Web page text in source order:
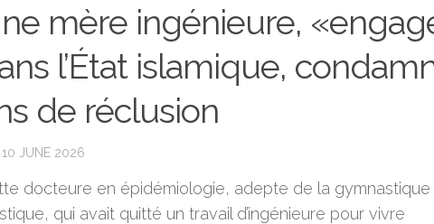
mère ingénieure,
l’État islamique,
de réclusion
10 JUNE 2026
docteure en épidémiologie, adepte de la gymnastique
qui avait quitté un travail d’ingénieure pour vivre